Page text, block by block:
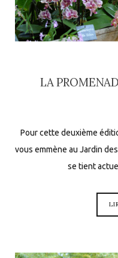
LA
Pour cette deuxième
vous emmène au Jardin
se tient